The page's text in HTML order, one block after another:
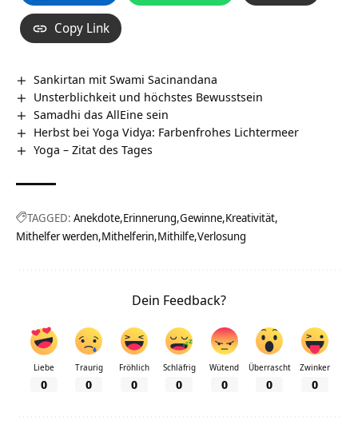
Copy Link
Sankirtan mit Swami Sacinandana
Unsterblichkeit und höchstes Bewusstsein
Samadhi das AllEine sein
Herbst bei Yoga Vidya: Farbenfrohes Lichtermeer
Yoga – Zitat des Tages
TAGGED: Anekdote Erinnerung Gewinne Kreativität
Mithelfer werden Mithelferin Mithilfe Verlosung
Dein Feedback?
Liebe
0
Traurig
0
Fröhlich
0
Schläfrig
0
Wütend
0
Überrascht
0
Zwinker
0